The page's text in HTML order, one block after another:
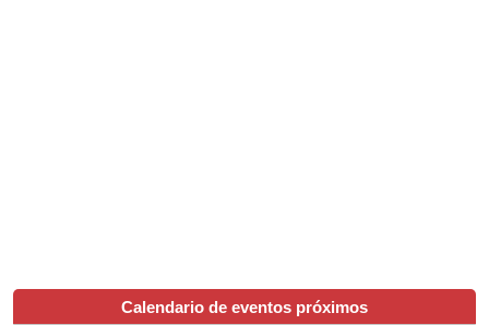
Calendario de eventos próximos